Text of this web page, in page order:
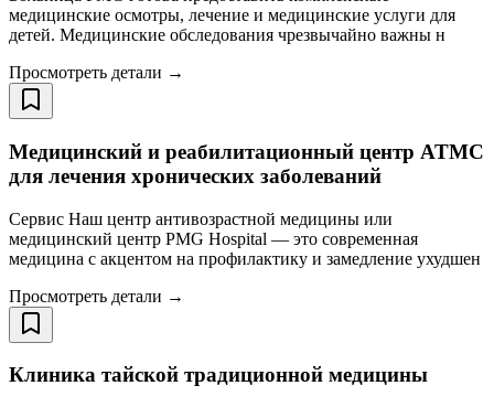
медицинские осмотры, лечение и медицинские услуги для
детей. Медицинские обследования чрезвычайно важны н
Просмотреть детали →
Медицинский и реабилитационный центр ATMC
для лечения хронических заболеваний
Сервис Наш центр антивозрастной медицины или
медицинский центр PMG Hospital — это современная
медицина с акцентом на профилактику и замедление ухудшен
Просмотреть детали →
Клиника тайской традиционной медицины